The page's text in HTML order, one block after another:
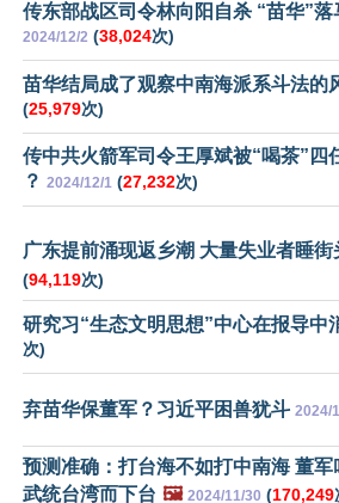
传东部战区司令林向阳自杀 “苗华”
2024/12/2 (38,024次)
苗华结局成了观察中南海派系斗法的
(25,979次)
传中共火箭军司令王厚斌被“喝茶”四
？ 2024/12/1 (27,232次)
广东提前涌现返乡潮 大量失业者睡街
(94,119次)
研究习“生态文明思想”中心在报导中
次)
弃苗华保董军？习近平困兽犹斗 2024/
预测准确：打台海不如打中南海 董军
武统台湾而下台 🖼️ 2024/11/30 (170,249